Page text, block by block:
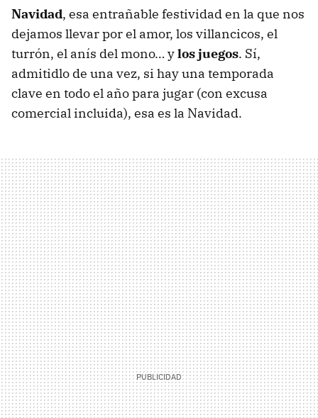
Navidad, esa entrañable festividad en la que nos
dejamos llevar por el amor, los villancicos, el
turrón, el anís del mono… ylos juegos. Sí,
admitidlo de una vez, si hay una temporada
clave en todo el año para jugar (con excusa
comercial incluida), esa es la Navidad.